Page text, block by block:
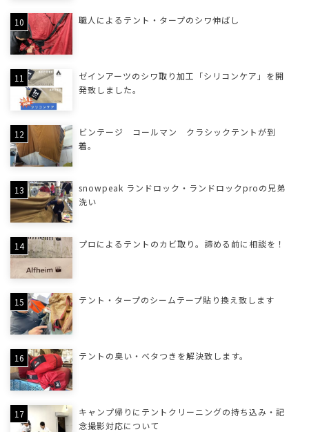
職人によるテント・タープのシワ伸ばし
ゼインアーツのシワ取り加工「シリコンケア」を開
発致しました。
ビンテージ コールマン クラシックテントが到
着。
snowpeak ランドロック・ランドロックproの兄弟
洗い
プロによるテントのカビ取り。諦める前に相談を！
テント・タープのシームテープ貼り換え致します
テントの臭い・ベタつきを解決致します。
キャンプ帰りにテントクリーニングの持ち込み・記
念撮影対応について